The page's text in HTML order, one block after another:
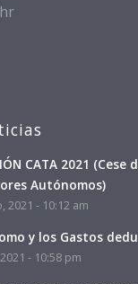
CATA 2021
Autónomos)
2021 - 10:12 am
y los Gastos
- 10:58 pm